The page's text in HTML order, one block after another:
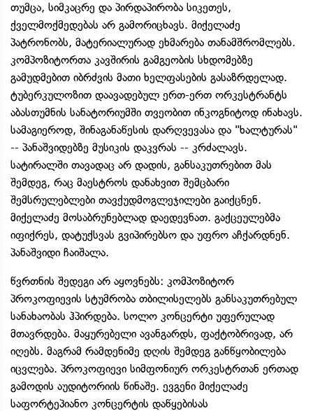
თუმცა, სიმკაცრე და პირდაპირობა სიკეთეს,
ქველმოქმედებას არ გამორიცხავს. მიქელაძე
პატრონობს, მატერიალურად ეხმარება თანამშრომლებს.
კომპოზიტორთა კავშირის გამგეობის სხდომებზე
გამუდმებით იბრძვის მათი ხელფასების გასაზრდელად.
ტუბერკულოზით დაავადებულ ერთ-ერთ ორკესტრანტს
აბასთუმნის სანატორიუმში თვეობით ინკოგნიტოდ ინახავს.
სამაგიეროდ, შინაგანაწესის დარღვევასა და "ხალტურას"
-- პანაშვიდებზე მუსიკის დაკვრას -- კრძალავს.
სატირალში თავადაც არ დადის, განსაკუთრებით მას
შემდეგ, რაც მაესტროს დანახვით შემცბარი
შემსრულებლები თავქუდმოგლეჯილები გაიქცნენ.
მიქელაძე მოსაბრუნებლად დაედევნათ. გაქცეულებმა
იფიქრეს, დატუქსვას გვიპირებსო და უფრო აჩქარდნენ.
პანაშვიდი ჩაიშალა.
წვრთნის შედეგი არ აყოვნებს: კომპოზიტორ
პროკოფიევის სტუმრობა თბილისელებს განსაკუთრებულ
სანახაობას ჰპირდება. სოლო კონცერტი უფერულად
მთავრდება. მაყურებელი ავანგარდს, ფაქტობრივად, არ
იღებს. მაგრამ რამდენიმე დღის შემდეგ განწყობილება
იცვლება. პროკოფიევი სიმფონიურ ორკესტრთან ერთად
გამოდის აუდიტორიის წინაშე. ევგენი მიქელაძე
საფორტეპიანო კონცერტის დაწყებისას